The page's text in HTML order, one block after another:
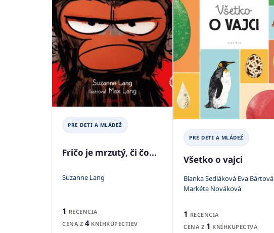
PRE DETI A MLÁDEŽ
Fričo je mrzutý, či čo...
Suzanne Lang
1 RECENCIA
CENA Z 4KNÍHKUPECTIEV
PRE DETI A MLÁDEŽ
Všetko o vajci
Blanka Sedláková Eva Bártová
Markéta Nováková
1 RECENCIA
CENA Z 1 KNÍHKUPECTVA